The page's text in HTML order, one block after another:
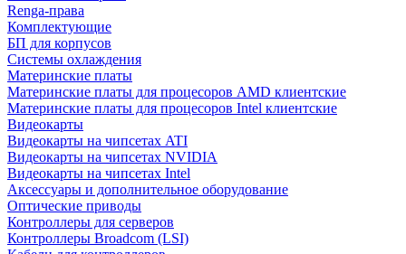
Renga-права
Комплектующие
БП для корпусов
Системы охлаждения
Материнские платы
Материнские платы для процесоров AMD клиентские
Материнские платы для процесоров Intel клиентские
Видеокарты
Видеокарты на чипсетах ATI
Видеокарты на чипсетах NVIDIA
Видеокарты на чипсетах Intel
Аксессуары и дополнительное оборудование
Оптические приводы
Контроллеры для серверов
Контроллеры Broadcom (LSI)